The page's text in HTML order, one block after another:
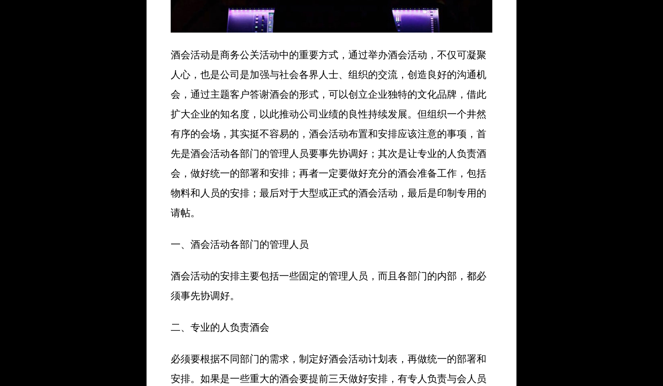
酒会活动是商务公关活动中的重要方式，通过举办酒会活动，不仅可凝聚
人心，也是公司是加强与社会各界人士、组织的交流，创造良好的沟通机
会，通过主题客户答谢酒会的形式，可以创立企业独特的文化品牌，借此
扩大企业的知名度，以此推动公司业绩的良性持续发展。但组织一个井然
有序的会场，其实挺不容易的，酒会活动布置和安排应该注意的事项，首
先是酒会活动各部门的管理人员要事先协调好；其次是让专业的人负责酒
会，做好统一的部署和安排；再者一定要做好充分的酒会准备工作，包括
物料和人员的安排；最后对于大型或正式的酒会活动，最后是印制专用的
请帖。
一、酒会活动各部门的管理人员
酒会活动的安排主要包括一些固定的管理人员，而且各部门的内部，都必
须事先协调好。
二、专业的人负责酒会
必须要根据不同部门的需求，制定好酒会活动计划表，再做统一的部署和
安排。如果是一些重大的酒会要提前三天做好安排，有专人负责与会人员